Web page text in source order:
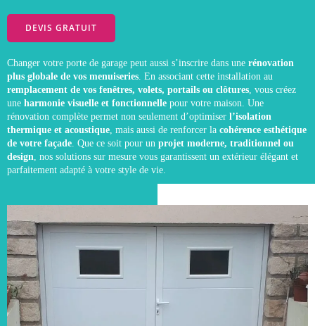
DEVIS GRATUIT
Changer votre porte de garage peut aussi s’inscrire dans une rénovation
plus globale de vos menuiseries. En associant cette installation au
remplacement de vos fenêtres, volets, portails ou clôtures, vous créez
une harmonie visuelle et fonctionnelle pour votre maison. Une
rénovation complète permet non seulement d’optimiser l’isolation
thermique et acoustique, mais aussi de renforcer la cohérence esthétique
de votre façade. Que ce soit pour un projet moderne, traditionnel ou
design, nos solutions sur mesure vous garantissent un extérieur élégant et
parfaitement adapté à votre style de vie.